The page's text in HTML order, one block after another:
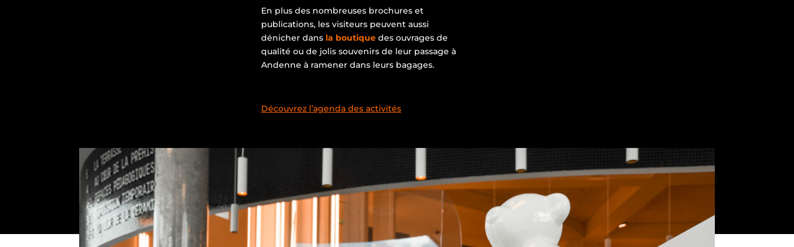
En plus des nombreuses brochures et
publications, les visiteurs peuvent aussi
dénicher dans la boutiquedes ouvrages de
qualité ou de jolis souvenirs de leur passage à
Andenne à ramener dans leurs bagages.
Découvrez l’agenda des activités